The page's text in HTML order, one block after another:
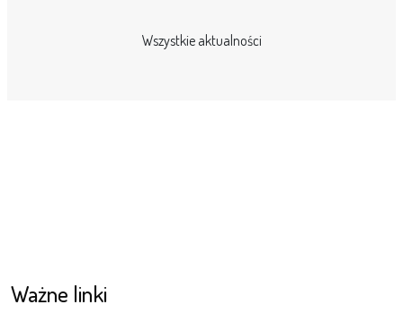
Wszystkie aktualności
Ważne linki